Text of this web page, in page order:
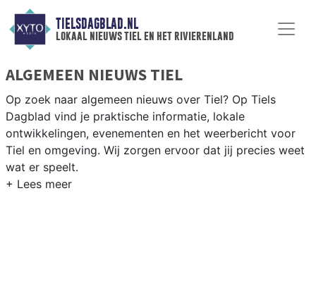
TIELSDAGBLAD.NL
lokaal nieuws tiel en het rivierenland
ALGEMEEN NIEUWS TIEL
Op zoek naar algemeen nieuws over Tiel? Op Tiels
Dagblad vind je praktische informatie, lokale
ontwikkelingen, evenementen en het weerbericht voor
Tiel en omgeving. Wij zorgen ervoor dat jij precies weet
wat er speelt.